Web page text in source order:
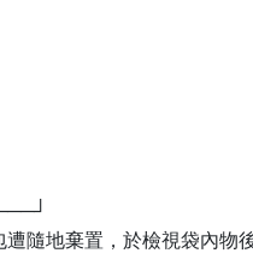
隨地棄置，於檢視袋內物